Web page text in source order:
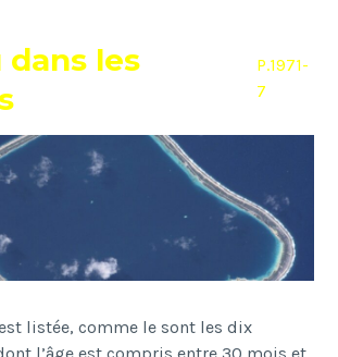
dans les
P.1971-
7
listée, comme le sont les dix